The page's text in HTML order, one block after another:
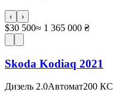
‹ ›
$30 500≈ 1 365 000 ₴
Skoda Kodiaq 2021
Дизель 2.0Автомат200 КС